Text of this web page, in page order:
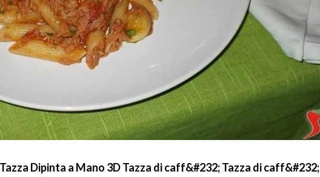
Dipinta a Mano 3D Tazza di caff&#232; Tazza di caff&#232;